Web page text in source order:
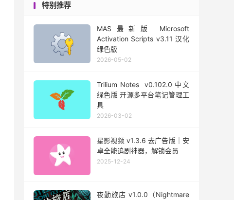
特别推荐
MAS最新版 Microsoft
Activation Scripts v3.11 汉化
绿色版
2026-05-02
Trilium Notes v0.102.0 中文
绿色版 开源多平台笔记管理工
具
2026-03-02
星影视频 v1.3.6 去广告版｜安
卓全能追剧神器，解锁会员
2025-12-24
夜勤旅店 v1.0.0（Nightmare